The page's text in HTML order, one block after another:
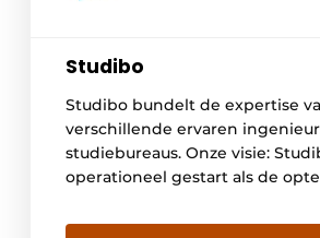
Studibo
Studibo bundelt de expertise
verschillende ervaren
studiebureaus. Onze visie:
operationeel gestart als de
Vlaamse provincies: Feys,